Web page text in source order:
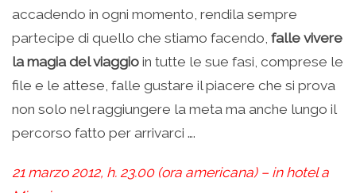
accadendo in ogni momento, rendila sempre
partecipe di quello che stiamo facendo, falle vivere
la magia del viaggio in tutte le sue fasi, comprese le
file e le attese, falle gustare il piacere che si prova
non solo nel raggiungere la meta ma anche lungo il
percorso fatto per arrivarci ….
21 marzo 2012, h. 23.00 (ora americana) – in hotel a